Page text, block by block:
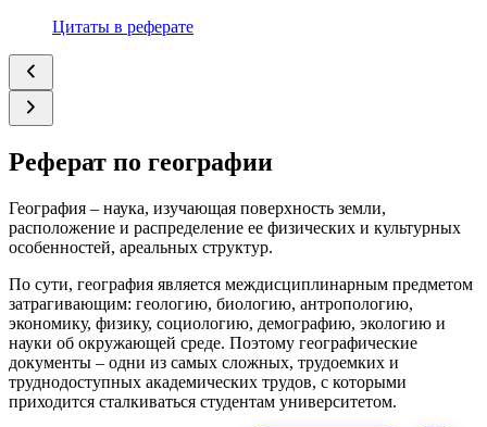
Цитаты в реферате
Реферат по географии
География – наука, изучающая поверхность земли,
расположение и распределение ее физических и культурных
особенностей, ареальных структур.
По сути, география является междисциплинарным предметом
затрагивающим: геологию, биологию, антропологию,
экономику, физику, социологию, демографию, экологию и
науки об окружающей среде. Поэтому географические
документы – одни из самых сложных, трудоемких и
труднодоступных академических трудов, с которыми
приходится сталкиваться студентам университетом.